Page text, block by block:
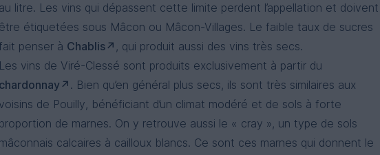
au litre. Les vins qui dépassent cette limite perdent l’appellation et doivent
être étiquetées sous Mâcon ou Mâcon-Villages. Le faible taux de sucres
fait penser à Chablis
, qui produit aussi des vins très secs.
Les vins de Viré-Clessé sont produits exclusivement à partir du
chardonnay
. Bien qu’en général plus secs, ils sont très similaires aux
voisins de Pouilly, bénéficiant d’un climat modéré et de sols à forte
proportion de marnes. On y retrouve aussi le « cray », un type de sols
mâconnais calcaires à cailloux blancs. Ce sont ces marnes qui donnent le